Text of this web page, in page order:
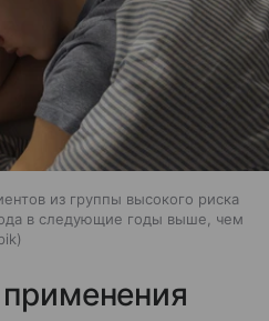
из группы высокого риска
в следующие годы выше, чем